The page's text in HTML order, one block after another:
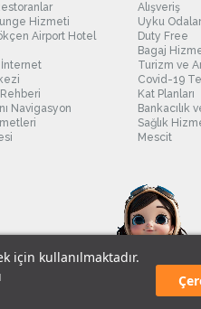
için kullanılmaktadır.
Alışveriş
Hizmeti
Uyku
Airport Hotel
Duty Free
Bagaj
İnternet
Turizm ve
Covid-19
Kat Planları
Navigasyon
Bankacılık
Sağlık
Mescit